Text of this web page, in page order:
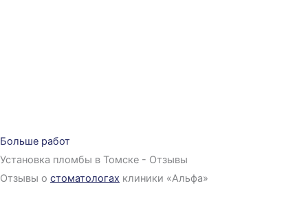
Больше работ
Установка пломбы в Томске - Отзывы
Отзывы о стоматологах клиники «Альфа»